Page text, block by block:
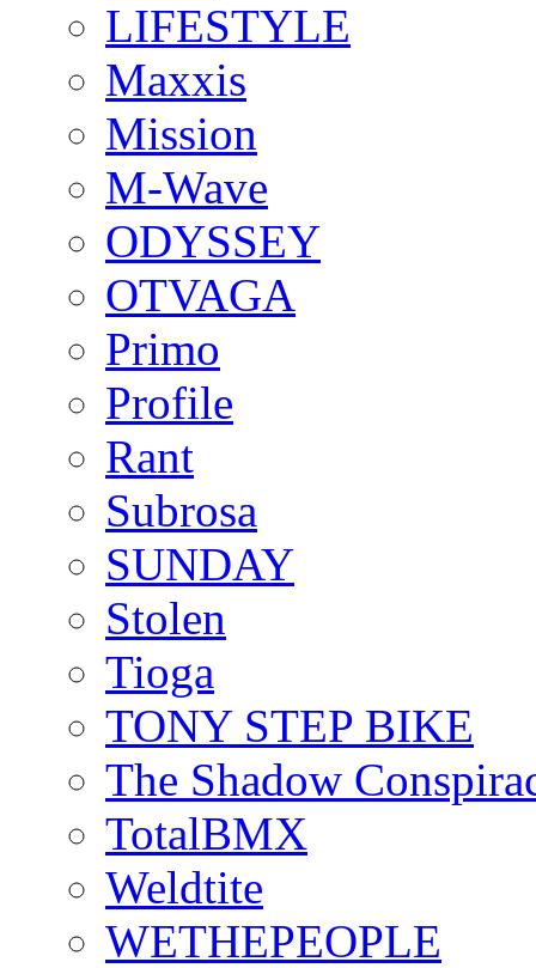
LIFESTYLE
Maxxis
Mission
M-Wave
ODYSSEY
OTVAGA
Primo
Profile
Rant
Subrosa
SUNDAY
Stolen
Tioga
TONY STEP BIKE
The Shadow
TotalBMX
Weldtite
WETHEPEOPLE